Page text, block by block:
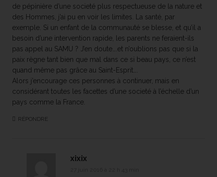
de pépinière d’une societé plus respectueuse de la nature et
des Hommes, j’ai pu en voir les limites. La santé, par
exemple. Si un enfant de la communauté se blesse, et qu’il a
besoin d’une intervention rapide, les parents ne feraient-ils
pas appel au SAMU ? J’en doute….et n’oublions pas que si la
paix règne tant bien que mal dans ce si beau pays, ce n’est
quand même pas grâce au Saint-Esprit….
Alors j’encourage ces personnes à continuer, mais en
considérant toutes les facettes d’une societé à l’échelle d’un
pays comme la France.
RÉPONDRE
xixix